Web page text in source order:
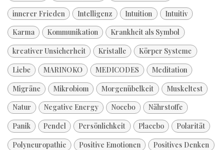
innerer Frieden
Intelligenz Intuition
Intuitiv
Karma
Kommunikation
Krankheit als Symbol
kreativer Unsicherheit
Kristalle
Körper Systeme
Liebe
MARINOKO MEDICODES
Meditation
Migräne
Mikrobiom Morgenübelkeit
Muskeltest
Natur
Negative Energy Nocebo
Nährstoffe
Panik
Pendel Persönlichkeit Placebo
Polarität
Polyneuropathie
Positive Emotionen
Positives Denken